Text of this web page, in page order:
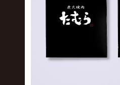
【お得・ゆうパケットポ
て！おためし2食セ